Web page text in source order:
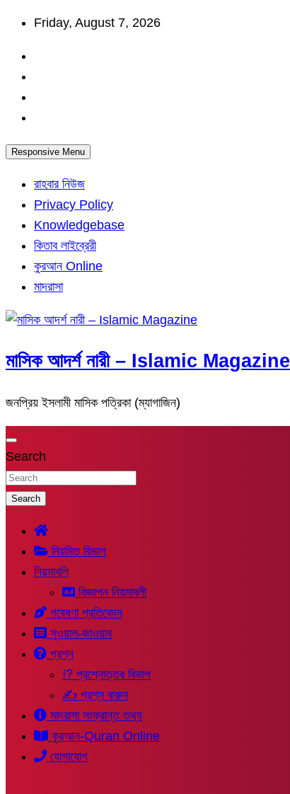
Skip
content
Friday, August 7, 2026
Responsive Menu
রাহবার নিউজ
Privacy Policy
Knowledgebase
কিতাব লাইব্রেরী
কুরআন Online
মাদরাসা
মাসিক আদর্শ নারী – Islamic Magazine
জনপ্রিয় ইসলামী মাসিক পত্রিকা (ম্যাগাজিন)
Search
Search
নিয়মিত বিভাগ
নিয়মাবলি
বিজ্ঞাপন নিয়মাবলী
গবেষণা প্রতিবেদন
সুওয়াল-জাওয়াব
প্রশ্ন
⁉ প্রশ্নোত্তর বিভাগ
✍ প্রশ্ন করুন
মাদরাসা সংক্রান্ত তথ্য
কুরআন-Quran Online
যোগাযোগ